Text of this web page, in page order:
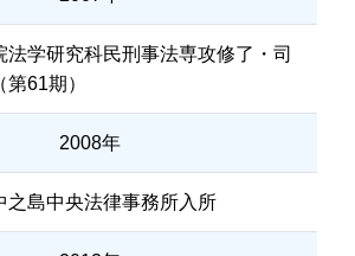
法学研究科民刑事法専攻修了・司
61期）
2008年
之島中央法律事務所入所